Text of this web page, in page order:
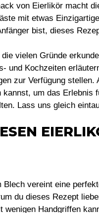
von Eierlikör macht
mit etwas
bist, dieses
vielen Gründe
und Kochzeiten
zur Verfügung stellen.
um das Erlebnis
Lass uns gleich
vereint eine
du dieses Rezept
wenigen Handgriffen